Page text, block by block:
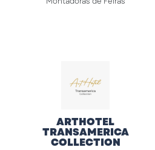
ARTHOTEL
TRANSAMERICA
COLLECTION